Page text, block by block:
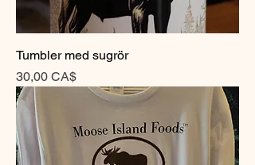
Tumbler med sugrör
Pris
30,00 CA$